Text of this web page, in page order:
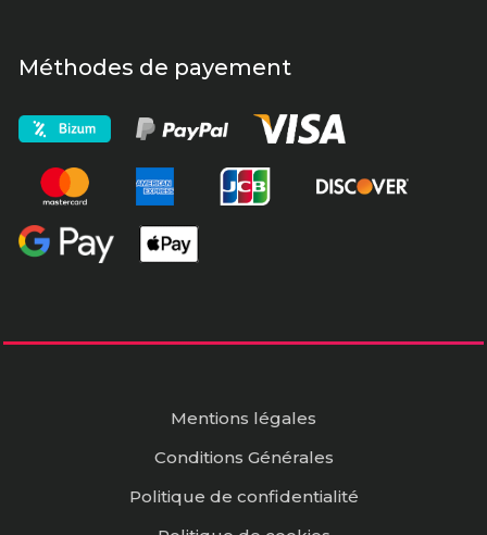
Méthodes de payement
Mentions légales
Conditions Générales
Politique de confidentialité